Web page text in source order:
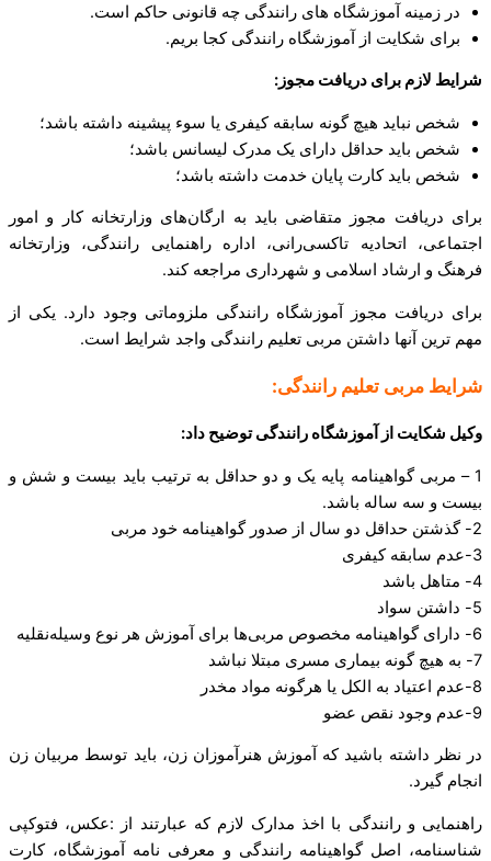
در زمینه آموزشگاه های رانندگی چه قانونی حاکم است.
برای شکایت از آموزشگاه رانندگی کجا بریم.
شرایط لازم برای دریافت مجوز :
شخص نباید هیچ گونه سابقه کیفری یا سوء پیشینه داشته باشد؛
شخص باید حداقل دارای یک مدرک لیسانس باشد؛
شخص باید کارت پایان خدمت داشته باشد؛
برای دریافت مجوز متقاضی باید به ارگان‌های وزارتخانه کار و امور
اجتماعی، اتحادیه تاکسی‌رانی، اداره راهنمایی رانندگی، وزارتخانه
فرهنگ‌ و‌ ارشاد اسلامی و شهرداری مراجعه کند.
برای دریافت مجوز آموزشگاه رانندگی ملزوماتی وجود دارد. یکی از
مهم ترین آنها داشتن مربی تعلیم رانندگی واجد شرایط است.
شرایط مربی تعلیم رانندگی:
وکیل شکایت از آموزشگاه رانندگی توضیح داد:
1 – مربی گواهینامه پایه یک و دو حداقل به ترتیب باید بیست و شش و
بیست و سه ساله باشد.
2- گذشتن حداقل دو سال از صدور گواهینامه خود مربی
3-عدم سابقه کیفری
4- متاهل باشد
5- داشتن سواد
6- دارای گواهینامه مخصوص مربی‌ها برای آموزش هر نوع وسیله‌نقلیه
7- به هیچ گونه بیماری مسری مبتلا نباشد
8-عدم اعتیاد به الکل یا هرگونه مواد مخدر
9-عدم وجود نقص عضو
در نظر داشته باشید که آموزش هنرآموزان زن، باید توسط مربیان زن
انجام گیرد.
راهنمایی‌ و‌ رانندگی با اخذ مدارک لازم که عبارتند از :عکس، فتوکپی
شناسنامه، اصل گواهینامه رانندگی و معرفی نامه آموزشگاه، کارت